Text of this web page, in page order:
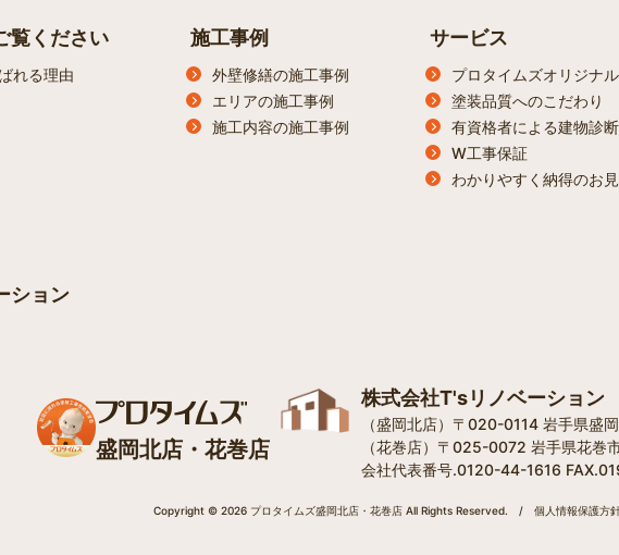
覧ください
れる理由
ション
施工事例
外壁修繕の施工事例
エリアの施工事例
施工内容の施工事例
サービス
プロタイムズオリジナ
塗装品質へのこだわり
有資格者による建物診断
W工事保証
わかりやすく納得のお
盛岡北店・花巻店
株式会社T'sリノベーション
（盛岡北店）〒020-0114 岩手県盛
（花巻店）〒025-0072 岩手県花巻
会社代表番号.0120-44-1616
Copyright © 2026 プロタイムズ盛岡北店・花巻店 All Rights Reserved. / 個人情報保護方